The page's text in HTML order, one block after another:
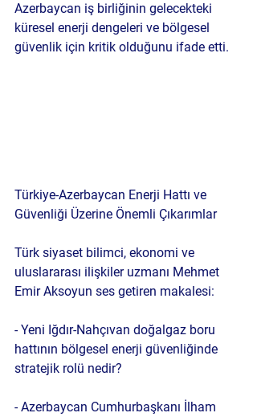
Azerbaycan iş birliğinin gelecekteki
küresel enerji dengeleri ve bölgesel
güvenlik için kritik olduğunu ifade etti.
Türkiye-Azerbaycan Enerji Hattı ve
Güvenliği Üzerine Önemli Çıkarımlar
Türk siyaset bilimci, ekonomi ve
uluslararası ilişkiler uzmanı Mehmet
Emir Aksoyun ses getiren makalesi:
- Yeni Iğdır-Nahçıvan doğalgaz boru
hattının bölgesel enerji güvenliğinde
stratejik rolü nedir?
- Azerbaycan Cumhurbaşkanı İlham